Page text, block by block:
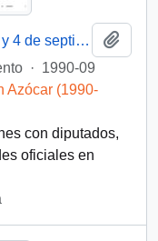
Agenda Presidencial de los días 3 y 4 de septiembre de 1990, destacando la visita del Presidente Patricio Aylwin al aniversario del Banco del Estado
· 1990-09
Azócar (1990-
con diputados,
oficiales en